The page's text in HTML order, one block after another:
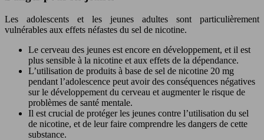
Les adolescents et les jeunes adultes sont particulièrement
vulnérables aux effets néfastes du sel de nicotine.
Le cerveau des jeunes est encore en développement, et il est
plus sensible à la nicotine et aux effets de la dépendance.
L’utilisation de produits à base de sel de nicotine 20 mg
pendant l’adolescence peut avoir des conséquences négatives
sur le développement du cerveau et augmenter le risque de
problèmes de santé mentale.
Il est crucial de protéger les jeunes contre l’utilisation du sel
de nicotine, et de leur faire comprendre les dangers de cette
substance.